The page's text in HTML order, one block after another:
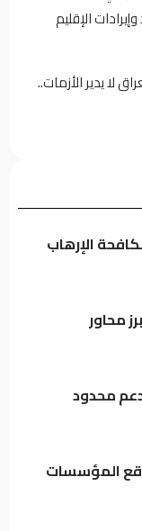
الإقليم
لا يدير الأزمات..
لدعم محدود
الإرهاب
محاور
محدود
المؤسسات